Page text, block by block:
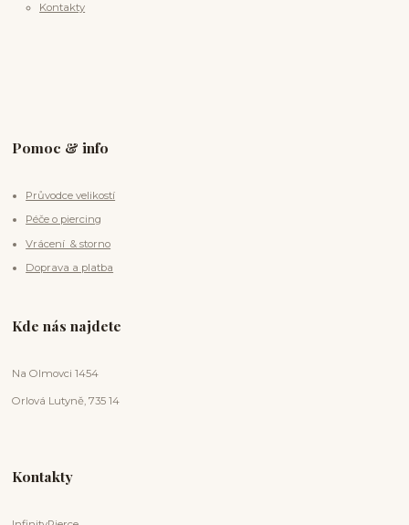
Kontakty
Pomoc & info
Průvodce velikostí
Péče o piercing
Vrácení & storno
Doprava a platba
Kde nás najdete
Na Olmovci 1454
Orlová Lutyně, 735 14
Kontakty